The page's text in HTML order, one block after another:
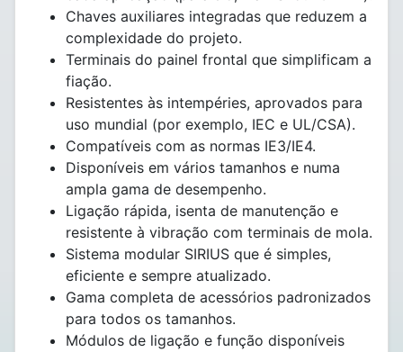
Chaves auxiliares integradas que reduzem a
complexidade do projeto.
Terminais do painel frontal que simplificam a
fiação.
Resistentes às intempéries, aprovados para
uso mundial (por exemplo, IEC e UL/CSA).
Compatíveis com as normas IE3/IE4.
Disponíveis em vários tamanhos e numa
ampla gama de desempenho.
Ligação rápida, isenta de manutenção e
resistente à vibração com terminais de mola.
Sistema modular SIRIUS que é simples,
eficiente e sempre atualizado.
Gama completa de acessórios padronizados
para todos os tamanhos.
Módulos de ligação e função disponíveis